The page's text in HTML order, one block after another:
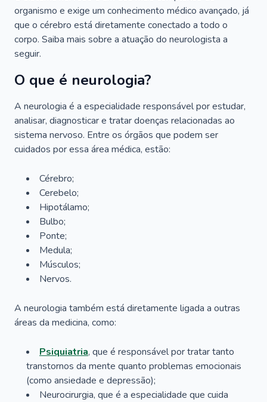
organismo e exige um conhecimento médico avançado, já
que o cérebro está diretamente conectado a todo o
corpo. Saiba mais sobre a atuação do neurologista a
seguir.
O que é neurologia?
A neurologia é a especialidade responsável por estudar,
analisar, diagnosticar e tratar doenças relacionadas ao
sistema nervoso. Entre os órgãos que podem ser
cuidados por essa área médica, estão:
Cérebro;
Cerebelo;
Hipotálamo;
Bulbo;
Ponte;
Medula;
Músculos;
Nervos.
A neurologia também está diretamente ligada a outras
áreas da medicina, como:
Psiquiatria, que é responsável por tratar tanto
transtornos da mente quanto problemas emocionais
(como ansiedade e depressão);
Neurocirurgia, que é a especialidade que cuida